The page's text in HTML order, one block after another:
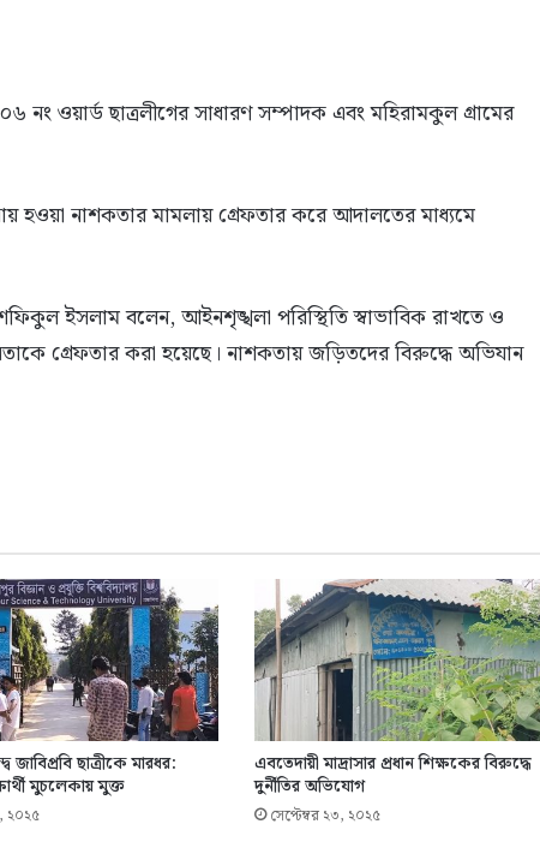
নং ওয়ার্ড ছাত্রলীগের সাধারণ সম্পাদক এবং মহিরামকুল গ্রামের
নাশকতার মামলায় গ্রেফতার করে আদালতের মাধ্যমে
ইসলাম বলেন, আইনশৃঙ্খলা পরিস্থিতি স্বাভাবিক রাখতে ও
গ্রেফতার করা হয়েছে। নাশকতায় জড়িতদের বিরুদ্ধে অভিযান
জাবিপ্রবি ছাত্রীকে মারধর:
মুচলেকায় মুক্ত
২০২৫
এবতেদায়ী মাদ্রাসার প্রধান শিক্ষকের বিরুদ্ধে
দুর্নীতির অভিযোগ
সেপ্টেম্বর ২৩, ২০২৫